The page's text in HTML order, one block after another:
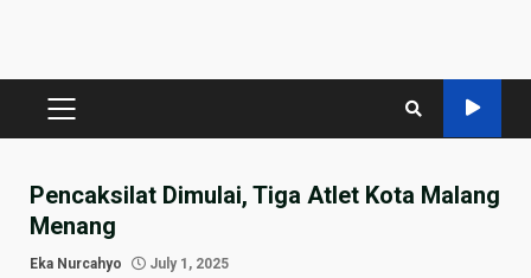
PRIMARY
Pencaksilat Dimulai, Tiga Atlet Kota Malang
Menang
Eka Nurcahyo July 1, 2025